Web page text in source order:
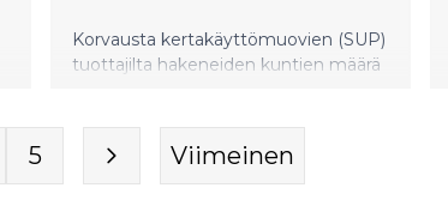
Korvausta kertakäyttömuovien (SUP)
tuottajilta hakeneiden kuntien määrä
josta tuottajat ovat velvollisia
korvaaman osan. Lupa- ja
5 Viimeinen